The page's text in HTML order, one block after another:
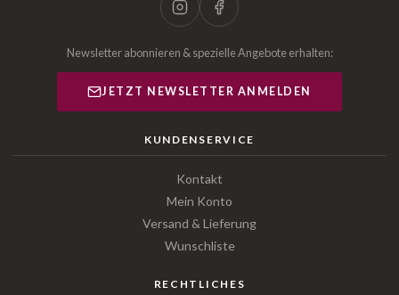
Newsletter abonnieren & spezielle Angebote erhalten:
JETZT NEWSLETTER ANMELDEN
KUNDENSERVICE
Kontakt
Mein Konto
Versand & Lieferung
Wunschliste
RECHTLICHES